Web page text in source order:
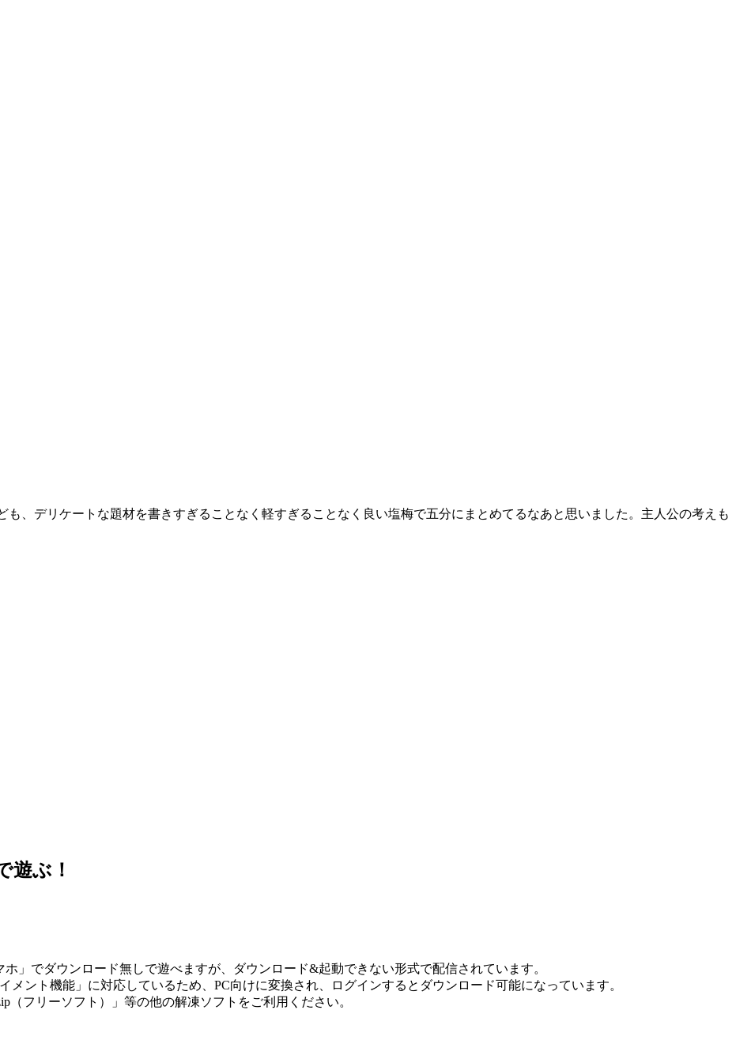
、デリケートな題材を書きすぎることなく軽すぎることなく良い塩梅で五分にまとめてるなあと思いました。主人公の考えも
遊ぶ！
」でダウンロード無しで遊べますが、ダウンロード&起動できない形式で配信されています。
ント機能」に対応しているため、PC向けに変換され、ログインするとダウンロード可能になっています。
フリーソフト）」等の他の解凍ソフトをご利用ください。